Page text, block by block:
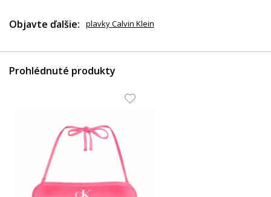
Objavte ďalšie: plavky Calvin Klein
Prohlédnuté produkty